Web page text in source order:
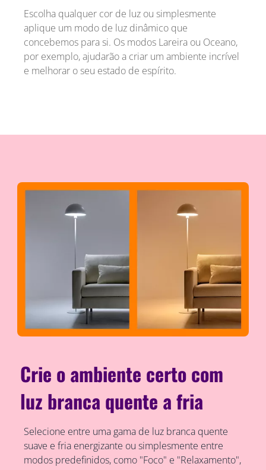
Escolha qualquer cor de luz ou simplesmente
aplique um modo de luz dinâmico que
concebemos para si. Os modos Lareira ou Oceano,
por exemplo, ajudarão a criar um ambiente incrível
e melhorar o seu estado de espírito.
Crie o ambiente certo com
luz branca quente a fria
Selecione entre uma gama de luz branca quente
suave e fria energizante ou simplesmente entre
modos predefinidos, como "Foco" e "Relaxamento",